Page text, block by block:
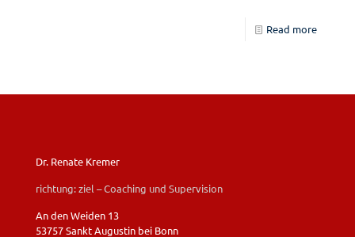
Read more
Dr. Renate Kremer
richtung: ziel – Coaching und Supervision
An den Weiden 13
53757 Sankt Augustin bei Bonn